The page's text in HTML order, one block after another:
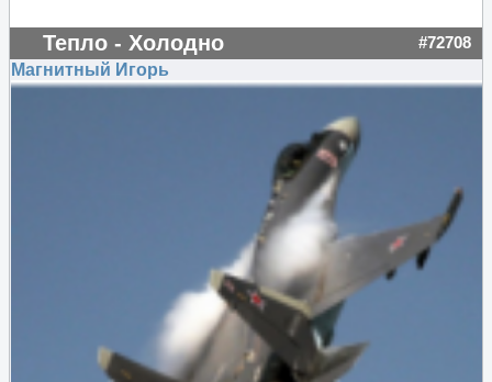
Тепло - Холодно #72708
Магнитный Игорь